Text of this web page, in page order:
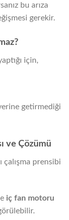
bu arıza
gerekir.
için,
getirmediği
ve Çözümü
çalışma prensibi
iç fan motoru